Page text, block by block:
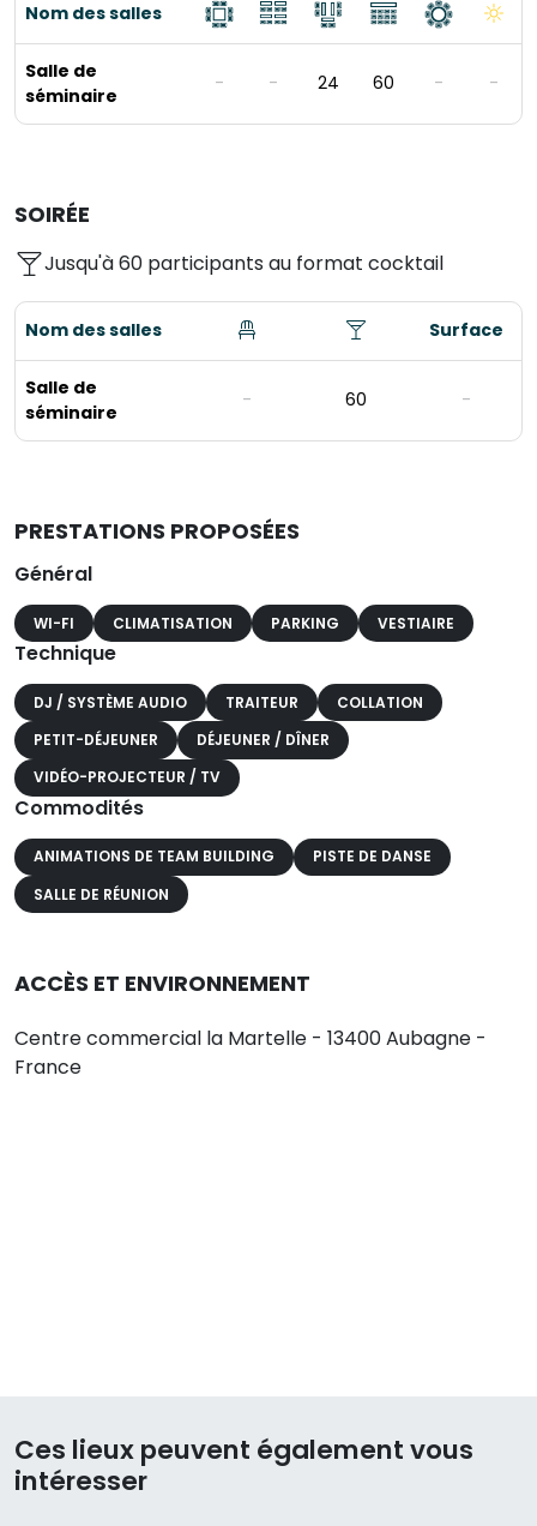
Nom des salles
Salle de
séminaire
- - 24 60 - -
SOIRÉE
Jusqu'à 60 participants au format cocktail
Nom des salles Surface
Salle de
séminaire
- 60 -
PRESTATIONS PROPOSÉES
Général
WI-FI CLIMATISATION PARKING VESTIAIRE
Technique
DJ / SYSTÈME AUDIO TRAITEUR
COLLATION
PETIT-DÉJEUNER
DÉJEUNER / DÎNER
VIDÉO-PROJECTEUR / TV
Commodités
ANIMATIONS DE TEAM BUILDING
PISTE DE DANSE
SALLE DE RÉUNION
ACCÈS ET ENVIRONNEMENT
Centre commercial la Martelle - 13400 Aubagne -
France
Ces lieux peuvent également vous
intéresser